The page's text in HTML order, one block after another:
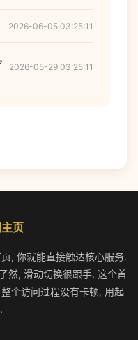
2026-06-05 03:25:11
2026-05-29 03:25:11
页
, 你就能直接触达核心服务.
然, 滑动切换很跟手. 这个首
个访问过程没有卡顿, 用起